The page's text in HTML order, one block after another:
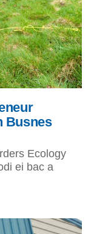
Busnes
Ecology
ei bac a